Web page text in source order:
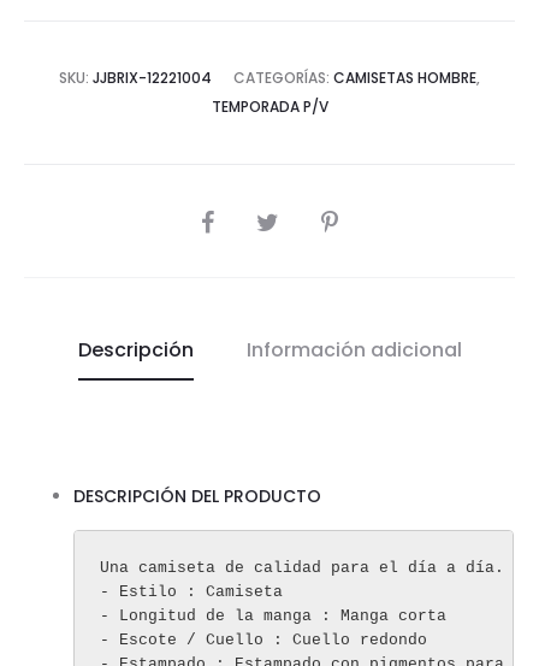
SKU: JJBRIX-12221004 CATEGORÍAS: CAMISETAS HOMBRE,
TEMPORADA P/V
COMPARTIR
Descripción Información adicional
DESCRIPCIÓN DEL PRODUCTO
Una camiseta de calidad para el día a día.
- Estilo : Camiseta
- Longitud de la manga : Manga corta
- Escote / Cuello : Cuello redondo